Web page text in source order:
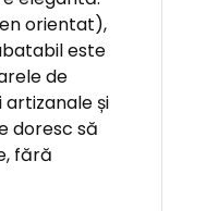
orientat),
este
de
și
doresc să
fără